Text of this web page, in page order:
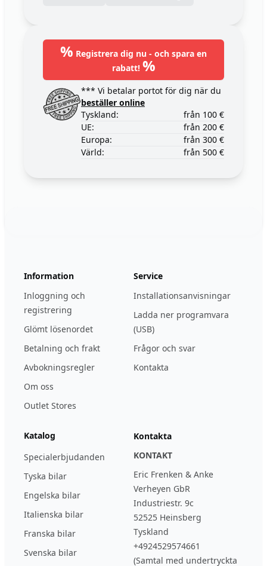
% Registrera dig nu - och spara en
rabatt! %
*** Vi betalar portot för dig när du
beställer online
Tyskland:
från 100 €
UE:
från 200 €
Europa:
från 300 €
Värld:
från 500 €
Information
Inloggning och
registrering
Glömt lösenordet
Betalning och frakt
Avbokningsregler
Om oss
Outlet Stores
Service
Installationsanvisningar
Ladda ner programvara
(USB)
Frågor och svar
Kontakta
Katalog
Specialerbjudanden
Tyska bilar
Engelska bilar
Italienska bilar
Franska bilar
Svenska bilar
Kontakta
KONTAKT
Eric Frenken & Anke
Verheyen GbR
Industriestr. 9c
52525 Heinsberg
Tyskland
+4924529574661
(Samtal med undertryckta